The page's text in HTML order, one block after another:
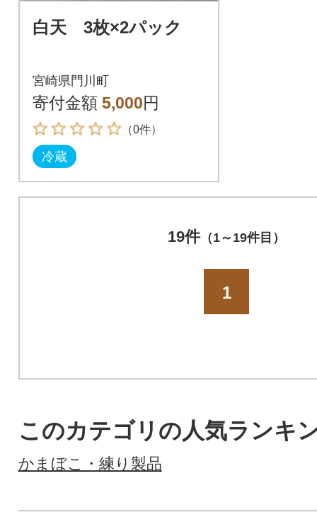
白天 3枚×2パック
宮崎県門川町
寄付金額 5,000円
（0件）
冷蔵
19件（1～19件目）
1
このカテゴリの人気ランキ
かまぼこ・練り製品